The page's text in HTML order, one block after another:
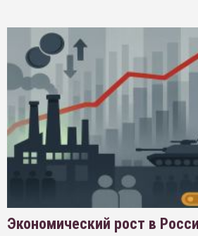
Экономический рост в